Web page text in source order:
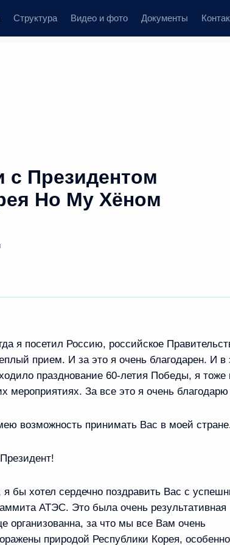
Структура Видео и фото Документы
с Президентом
Но Му Хёном
я посетил Россию, российское
прием. И за это я очень благодарен. И в
празднование 60-летия Победы, я тоже
мероприятиях. За все это я очень
возможность принимать Вас в моей
бы хотел сердечно поздравить Вас с
АТЭС. Это была очень результативная
организованна, за что мы все Вам очень
природой Республики Корея,